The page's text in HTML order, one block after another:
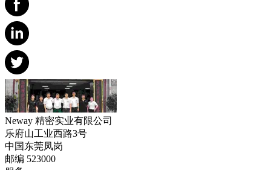
Neway 精密实业有限公司
乐府山工业西路3号
中国东莞凤岗
邮编 523000